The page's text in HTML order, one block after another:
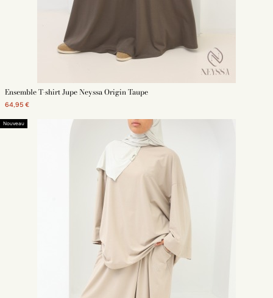
Ensemble T-shirt Jupe Neyssa Origin Taupe
64,95 €
Nouveau